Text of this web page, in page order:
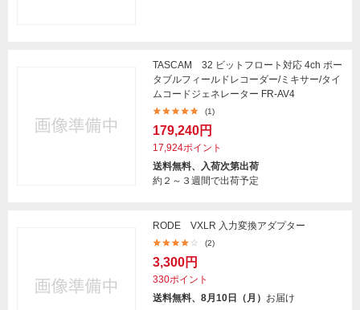
TASCAM 32 ビットフロート対応 4ch ポー
タブルフィールドレコーダー/ミキサー/タイ
ムコードジェネレーター FR-AV4
(1)
179,240円
17,924ポイント
送料無料、入荷次第出荷
約２～３週間で出荷予定
RODE VXLR 入力変換アダプター
(2)
3,300円
330ポイント
送料無料、8月10日（月） お届け